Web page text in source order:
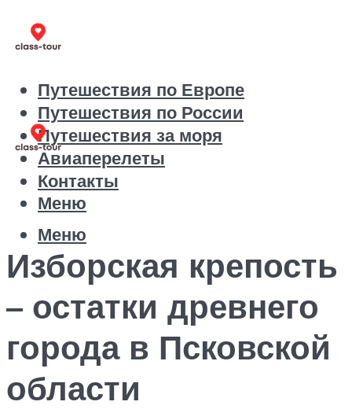
Путешествия по Европе
Путешествия по России
Путешествия за моря
Авиаперелеты
Контакты
Меню
Меню
Изборская крепость
– остатки древнего
города в Псковской
области